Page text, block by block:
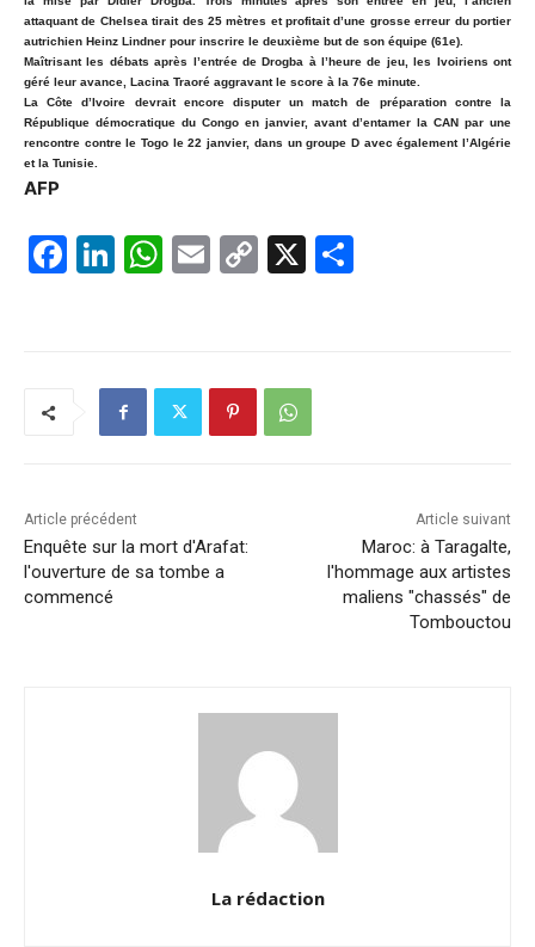
attaquant de Chelsea tirait des 25 mètres et profitait d’une grosse erreur du portier
autrichien Heinz Lindner pour inscrire le deuxième but de son équipe (61e).
Maîtrisant les débats après l’entrée de Drogba à l’heure de jeu, les Ivoiriens ont
géré leur avance, Lacina Traoré aggravant le score à la 76e minute.
La Côte d’Ivoire devrait encore disputer un match de préparation contre la
République démocratique du Congo en janvier, avant d’entamer la CAN par une
rencontre contre le Togo le 22 janvier, dans un groupe D avec également l’Algérie
et la Tunisie.
AFP
F
k
Li
dI
n
W
A
p
E
C
Li
n
X
Article précédent
Enquête sur la mort d'Arafat:
l'ouverture de sa tombe a
commencé
Article suivant
Maroc: à Taragalte,
l'hommage aux artistes
maliens "chassés" de
Tombouctou
La rédaction